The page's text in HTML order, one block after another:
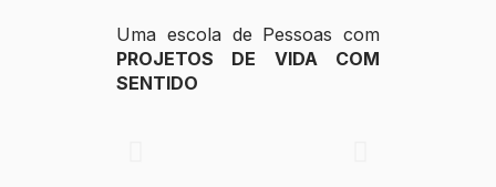
Uma escola de Pessoas com
PROJETOS DE VIDA COM
SENTIDO